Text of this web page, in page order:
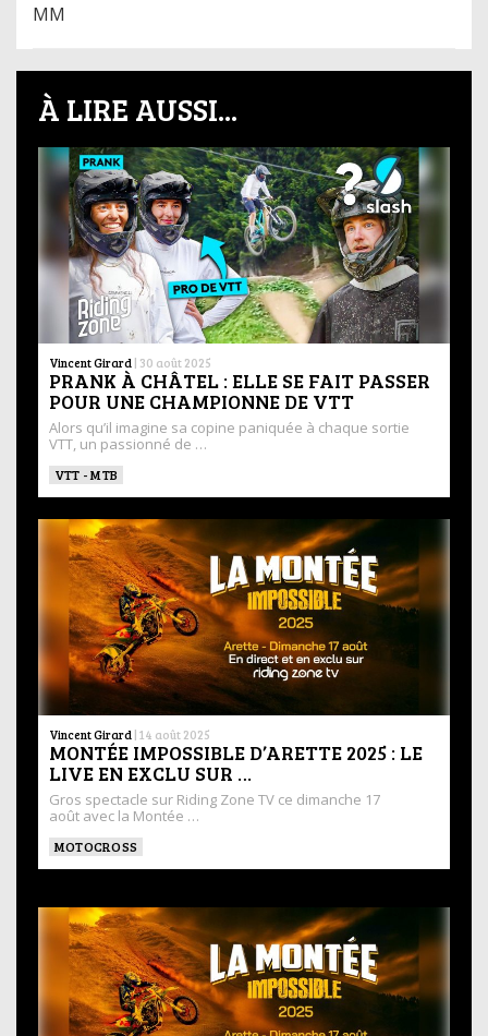
MM
À LIRE AUSSI...
Vincent Girard | 30 août 2025
PRANK À CHÂTEL : ELLE SE FAIT PASSER
POUR UNE CHAMPIONNE DE VTT
Alors qu’il imagine sa copine paniquée à chaque sortie
VTT, un passionné de …
VTT - MTB
Vincent Girard | 14 août 2025
MONTÉE IMPOSSIBLE D’ARETTE 2025 : LE
LIVE EN EXCLU SUR …
Gros spectacle sur Riding Zone TV ce dimanche 17
août avec la Montée …
MOTOCROSS